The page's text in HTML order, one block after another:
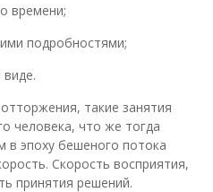
времени;
подробностями;
такие занятия
человека, что же тогда
в эпоху бешеного потока
Скорость восприятия,
принятия решений.